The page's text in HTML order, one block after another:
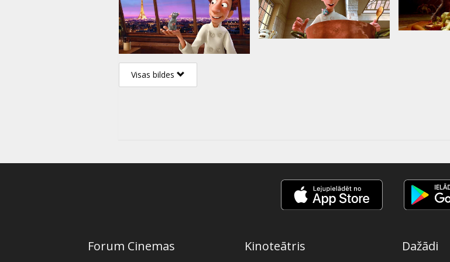
Visas bildes
Forum Cinemas Kinoteātris Dažādi